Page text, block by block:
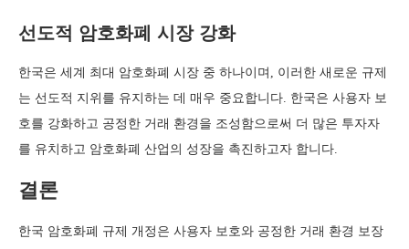
선도적 암호화폐 시장 강화
한국은 세계 최대 암호화폐 시장 중 하나이며, 이러한 새로운 규제
는 선도적 지위를 유지하는 데 매우 중요합니다. 한국은 사용자 보
호를 강화하고 공정한 거래 환경을 조성함으로써 더 많은 투자자
를 유치하고 암호화폐 산업의 성장을 촉진하고자 합니다.
결론
한국 암호화폐 규제 개정은 사용자 보호와 공정한 거래 환경 보장